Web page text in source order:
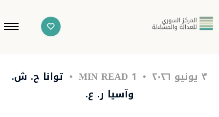
٣ يونيو ٢٠٢٦
توانا ح. ش.
وآسيا ر. ع.